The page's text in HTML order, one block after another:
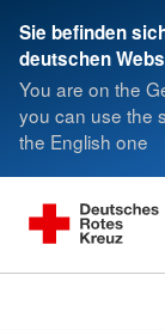
Sie befinden
deutschen
You are on the
you can use the
the English one